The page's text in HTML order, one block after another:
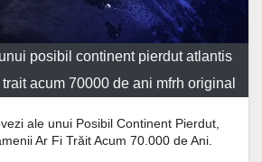
posibil continent pierdut atlantis
acum 70000 de ani mfrh original
ale unui Posibil Continent Pierdut,
Ar Fi Trăit Acum 70.000 de Ani.